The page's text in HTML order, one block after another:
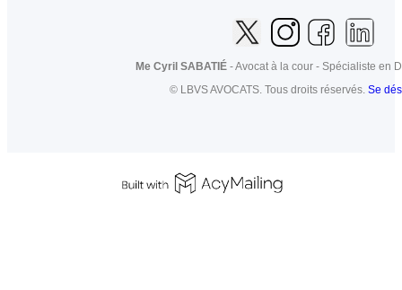
Me Cyril SABATIÉ - Avocat à la cour - Spécialiste en
© LBVS AVOCATS. Tous droits réservés. Se